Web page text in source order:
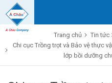
Trang chủ Tin tức
Chi cục Trồng trọt và Bảo vệ thực
lớp bồi dưỡng